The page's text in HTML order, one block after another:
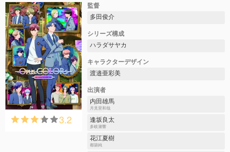
3.2
監督
多田俊介
シリーズ構成
ハラダサヤカ
キャラクターデザイン
渡邉亜彩美
出演者
内田雄馬
月見里和哉
逢坂良太
多岐瀬響
花江夏樹
都築純